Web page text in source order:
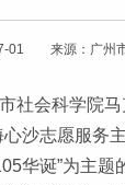
01 来源：广州
社会科学院
沙志愿服务
华诞”为主题